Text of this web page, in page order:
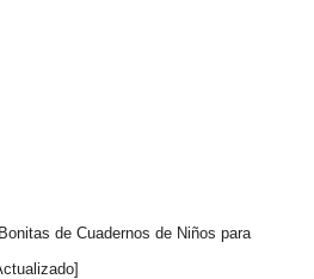
de Cuadernos de Niños para